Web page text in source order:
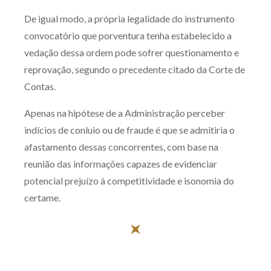
De igual modo, a própria legalidade do instrumento
convocatório que porventura tenha estabelecido a
vedação dessa ordem pode sofrer questionamento e
reprovação, segundo o precedente citado da Corte de
Contas.
Apenas na hipótese de a Administração perceber
indícios de conluio ou de fraude é que se admitiria o
afastamento dessas concorrentes, com base na
reunião das informações capazes de evidenciar
potencial prejuízo à competitividade e isonomia do
certame.